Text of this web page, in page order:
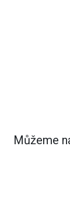
Zkuste to
Můžeme